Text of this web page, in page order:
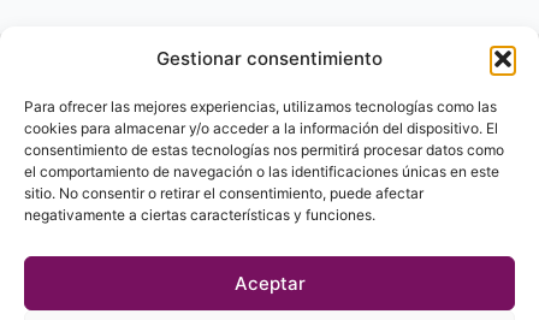
Gestionar consentimiento
Para ofrecer las mejores experiencias, utilizamos tecnologías como las
cookies para almacenar y/o acceder a la información del dispositivo. El
consentimiento de estas tecnologías nos permitirá procesar datos como
el comportamiento de navegación o las identificaciones únicas en este
sitio. No consentir o retirar el consentimiento, puede afectar
negativamente a ciertas características y funciones.
Aceptar
Aviso Legal
Política de privacidad
Política de Cookies
Contacto